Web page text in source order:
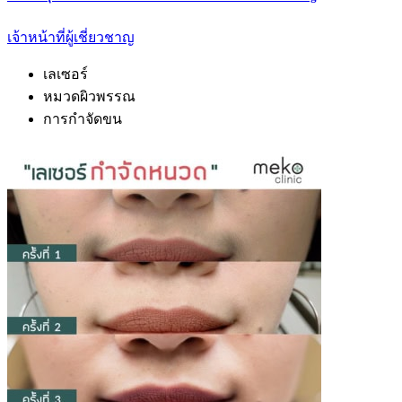
เจ้าหน้าที่ผู้เชี่ยวชาญ
เลเซอร์
หมวดผิวพรรณ
การกำจัดขน